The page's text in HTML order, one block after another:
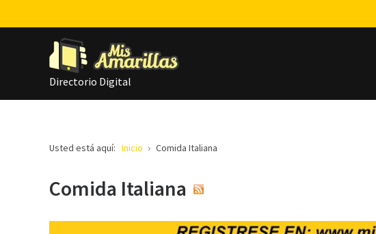
Directorio Digital
Usted está aquí: Inicio Comida Italiana
Comida Italiana